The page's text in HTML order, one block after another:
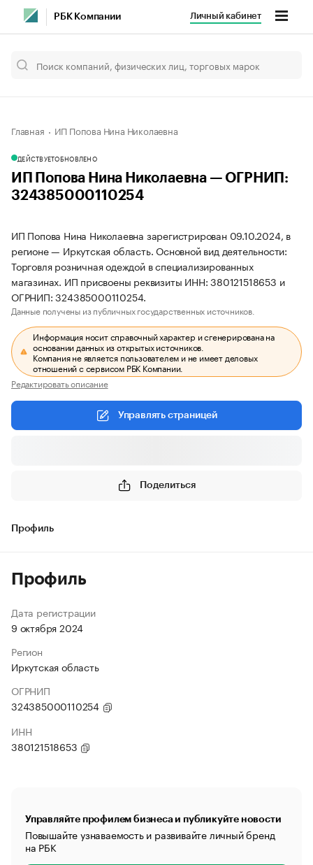
РБК Компании Личный кабинет
Главная ИП Попова Нина Николаевна
ДЕЙСТВУЕТОБНОВЛЕНО
ИП Попова Нина Николаевна — ОГРНИП:
324385000110254
ИП Попова Нина Николаевна зарегистрирован 09.10.2024, в
регионе — Иркутская область. Основной вид деятельности:
Торговля розничная одеждой в специализированных
магазинах. ИП присвоены реквизиты ИНН: 380121518653 и
ОГРНИП: 324385000110254.
Данные получены из публичных государственных источников.
Информация носит справочный характер и сгенерирована на
основании данных из открытых источников.
Компания не является пользователем и не имеет деловых
отношений с сервисом РБК Компании.
Редактировать описание
Управлять страницей
Поделиться
Профиль
Профиль
Дата регистрации
9 октября 2024
Регион
Иркутская область
ОГРНИП
324385000110254
ИНН
380121518653
Управляйте профилем бизнеса и публикуйте новости
Повышайте узнаваемость и развивайте личный бренд
на РБК